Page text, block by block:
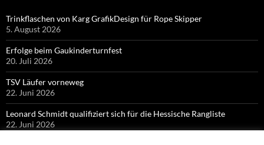
Trinkflaschen von Karg GrafikDesign für Rope Skipper
5. August 2026
Erfolge beim Gaukinderturnfest
20. Juli 2026
TSV Läufer vorneweg
22. Juni 2026
Leonard Schmidt qualifiziert sich für die Hessische Rangliste
22. Juni 2026